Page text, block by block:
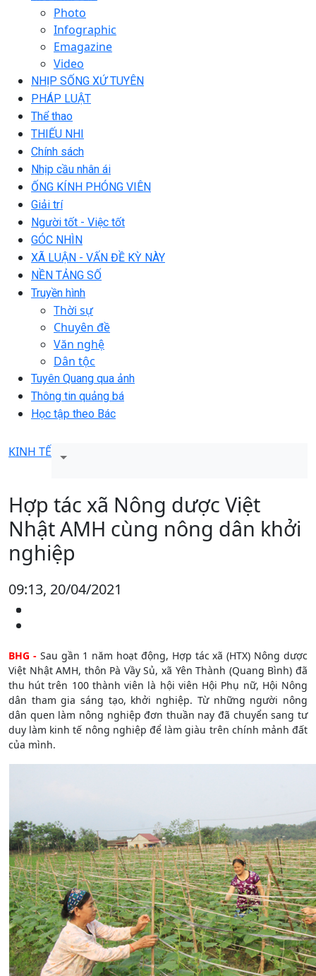
Photo
Infographic
Emagazine
Video
NHỊP SỐNG XỨ TUYÊN
PHÁP LUẬT
Thể thao
THIẾU NHI
Chính sách
Nhịp cầu nhân ái
ỐNG KÍNH PHÓNG VIÊN
Giải trí
Người tốt - Việc tốt
GÓC NHÌN
XÃ LUẬN - VẤN ĐỀ KỲ NÀY
NỀN TẢNG SỐ
Truyền hình
Thời sự
Chuyên đề
Văn nghệ
Dân tộc
Tuyên Quang qua ảnh
Thông tin quảng bá
Học tập theo Bác
KINH TẾ
Hợp tác xã Nông dược Việt
Nhật AMH cùng nông dân khởi
nghiệp
09:13, 20/04/2021
BHG -Sau gần 1 năm hoạt động, Hợp tác xã (HTX) Nông dược
Việt Nhật AMH, thôn Pà Vầy Sủ, xã Yên Thành (Quang Bình) đã
thu hút trên 100 thành viên là hội viên Hội Phụ nữ, Hội Nông
dân tham gia sáng tạo, khởi nghiệp. Từ những người nông
dân quen làm nông nghiệp đơn thuần nay đã chuyển sang tư
duy làm kinh tế nông nghiệp để làm giàu trên chính mảnh đất
của mình.